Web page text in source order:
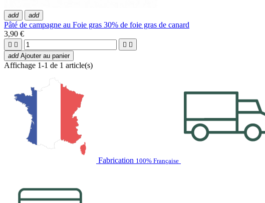
add add
Pâté de campagne au Foie gras 30% de foie gras de canard
3,90 €
   
add Ajouter au panier
Affichage 1-1 de 1 article(s)
Fabrication 100% Française